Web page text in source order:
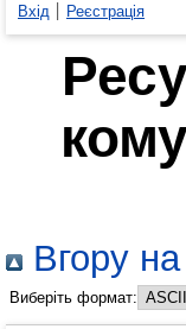
Вхід Реєстрація
Вгору на
Виберіть формат: